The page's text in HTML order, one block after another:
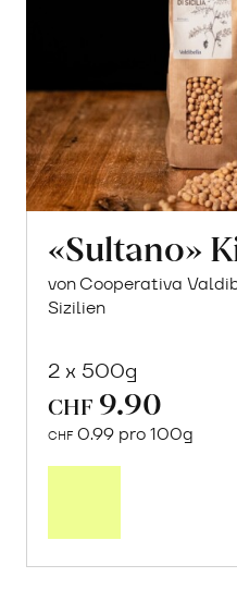
«Sultano»
von Cooperativa
Sizilien
2 x 500g
CHF 9.90
CHF 0.99 pro 100g